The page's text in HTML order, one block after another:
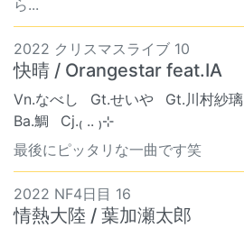
ら...
2022 クリスマスライブ 10
快晴 / Orangestar feat.IA
Vn.なべし Gt.せいや Gt.川村紗璃
Ba.鯛
Cj.₍ .. ₎⊹
最後にピッタリな一曲です笑
2022 NF4日目 16
情熱大陸 / 葉加瀬太郎